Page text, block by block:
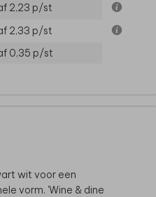
2,23 p/st
2,33 p/st
0,35 p/st
wit voor een
vorm. 'Wine & dine